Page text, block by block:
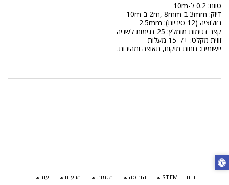
טווח: 0.2 ל-10m
דיוק: 3mm ב-2m, 8mm ב-10m
רזולוציה (12 סיביות): 2.5mm
קצב דגימות מומלץ: 25 דגימות לשניה
זווית מקלט: +/- 15 מעלות
יישומים: דוחות מיקום, תאוצה ומהירות.
בית STEM הנדסה מגמות מדעים עוד